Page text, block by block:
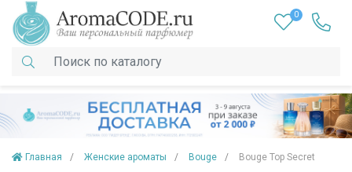
0
Главная Женские ароматы Bouge Bouge Top Secret